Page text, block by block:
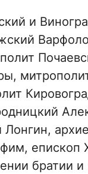
и
епископ
братии и